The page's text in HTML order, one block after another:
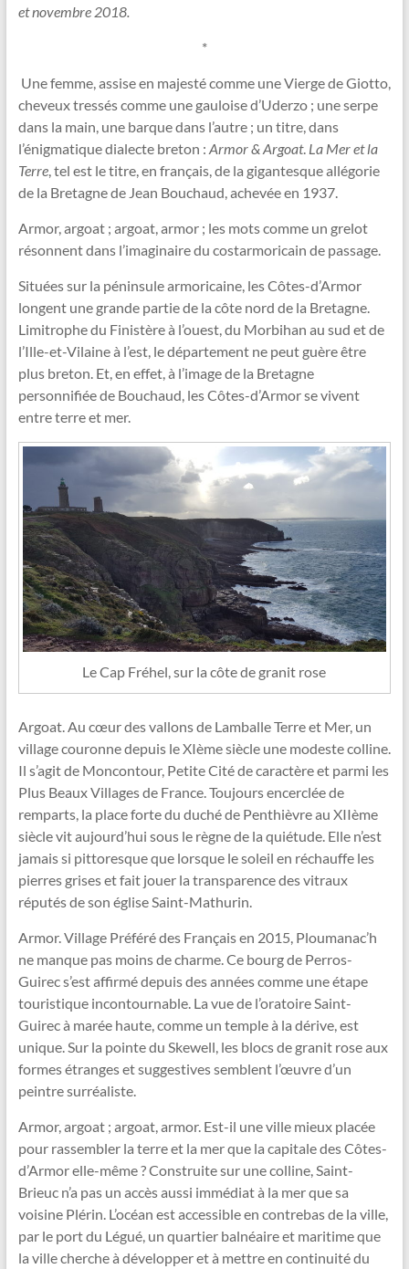
et novembre 2018.
*
Une femme, assise en majesté comme une Vierge de Giotto,
cheveux tressés comme une gauloise d’Uderzo ; une serpe
dans la main, une barque dans l’autre ; un titre, dans
l’énigmatique dialecte breton : Armor & Argoat. La Mer et la
Terre, tel est le titre, en français, de la gigantesque allégorie
de la Bretagne de Jean Bouchaud, achevée en 1937.
Armor, argoat ; argoat, armor ; les mots comme un grelot
résonnent dans l’imaginaire du costarmoricain de passage.
Situées sur la péninsule armoricaine, les Côtes-d’Armor
longent une grande partie de la côte nord de la Bretagne.
Limitrophe du Finistère à l’ouest, du Morbihan au sud et de
l’Ille-et-Vilaine à l’est, le département ne peut guère être
plus breton. Et, en effet, à l’image de la Bretagne
personnifiée de Bouchaud, les Côtes-d’Armor se vivent
entre terre et mer.
Le Cap Fréhel, sur la côte de granit rose
Argoat. Au cœur des vallons de Lamballe Terre et Mer, un
village couronne depuis le XIème siècle une modeste colline.
Il s’agit de Moncontour, Petite Cité de caractère et parmi les
Plus Beaux Villages de France. Toujours encerclée de
remparts, la place forte du duché de Penthièvre au XIIème
siècle vit aujourd’hui sous le règne de la quiétude. Elle n’est
jamais si pittoresque que lorsque le soleil en réchauffe les
pierres grises et fait jouer la transparence des vitraux
réputés de son église Saint-Mathurin.
Armor. Village Préféré des Français en 2015, Ploumanac’h
ne manque pas moins de charme. Ce bourg de Perros-
Guirec s’est affirmé depuis des années comme une étape
touristique incontournable. La vue de l’oratoire Saint-
Guirec à marée haute, comme un temple à la dérive, est
unique. Sur la pointe du Skewell, les blocs de granit rose aux
formes étranges et suggestives semblent l’œuvre d’un
peintre surréaliste.
Armor, argoat ; argoat, armor. Est-il une ville mieux placée
pour rassembler la terre et la mer que la capitale des Côtes-
d’Armor elle-même ? Construite sur une colline, Saint-
Brieuc n’a pas un accès aussi immédiat à la mer que sa
voisine Plérin. L’océan est accessible en contrebas de la ville,
par le port du Légué, un quartier balnéaire et maritime que
la ville cherche à développer et à mettre en continuité du